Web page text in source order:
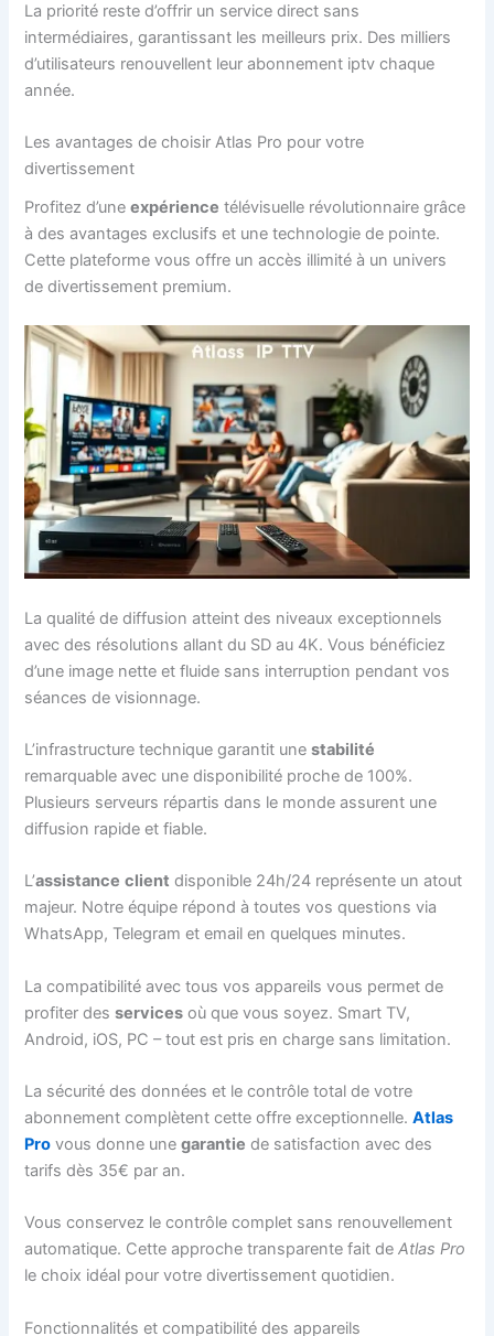
La priorité reste d’offrir un service direct sans
intermédiaires, garantissant les meilleurs prix. Des milliers
d’utilisateurs renouvellent leur abonnement iptv chaque
année.
Les avantages de choisir Atlas Pro pour votre
divertissement
Profitez d’uneexpérience télévisuelle révolutionnaire grâce
à des avantages exclusifs et une technologie de pointe.
Cette plateforme vous offre un accès illimité à un univers
de divertissement premium.
La qualité de diffusion atteint des niveaux exceptionnels
avec des résolutions allant du SD au 4K. Vous bénéficiez
d’une image nette et fluide sans interruption pendant vos
séances de visionnage.
L’infrastructure technique garantit unestabilité
remarquable avec une disponibilité proche de 100%.
Plusieurs serveurs répartis dans le monde assurent une
diffusion rapide et fiable.
L’assistance client disponible 24h/24 représente un atout
majeur. Notre équipe répond à toutes vos questions via
WhatsApp, Telegram et email en quelques minutes.
La compatibilité avec tous vos appareils vous permet de
profiter desservices où que vous soyez. Smart TV,
Android, iOS, PC – tout est pris en charge sans limitation.
La sécurité des données et le contrôle total de votre
abonnement complètent cette offre exceptionnelle.Atlas
Pro vous donne unegarantie de satisfaction avec des
tarifs dès 35€ par an.
Vous conservez le contrôle complet sans renouvellement
automatique. Cette approche transparente fait deAtlas Pro
le choix idéal pour votre divertissement quotidien.
Fonctionnalités et compatibilité des appareils